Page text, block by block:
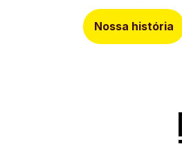
Nossa história